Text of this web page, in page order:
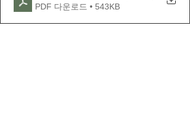
PDF 다운로드 • 543KB